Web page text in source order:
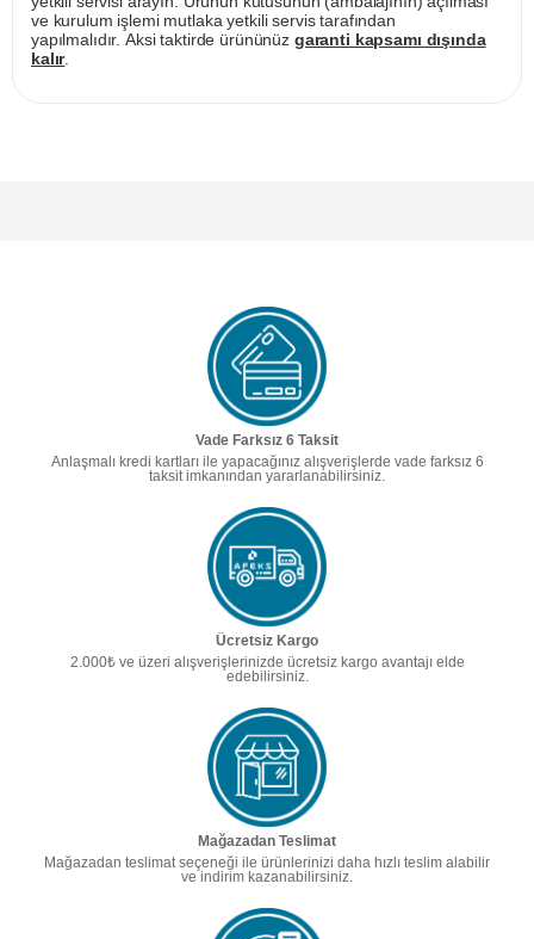
ve kurulum işlemi mutlaka yetkili servis tarafından
yapılmalıdır. Aksi taktirde ürününüz garanti kapsamı dışında
kalır.
Vade Farksız 6 Taksit
Anlaşmalı kredi kartları ile yapacağınız alışverişlerde vade farksız 6
taksit imkanından yararlanabilirsiniz.
Ücretsiz Kargo
2.000₺ ve üzeri alışverişlerinizde ücretsiz kargo avantajı elde
edebilirsiniz.
Mağazadan Teslimat
Mağazadan teslimat seçeneği ile ürünlerinizi daha hızlı teslim alabilir
ve indirim kazanabilirsiniz.